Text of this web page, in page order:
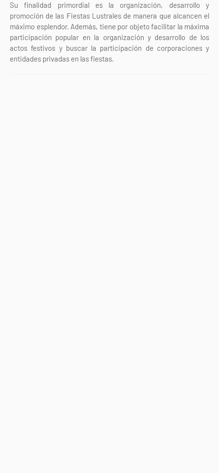
Su finalidad primordial es la organización, desarrollo y
promoción de las Fiestas Lustrales de manera que alcancen el
máximo esplendor. Además, tiene por objeto facilitar la máxima
participación popular en la organización y desarrollo de los
actos festivos y buscar la participación de corporaciones y
entidades privadas en las fiestas.